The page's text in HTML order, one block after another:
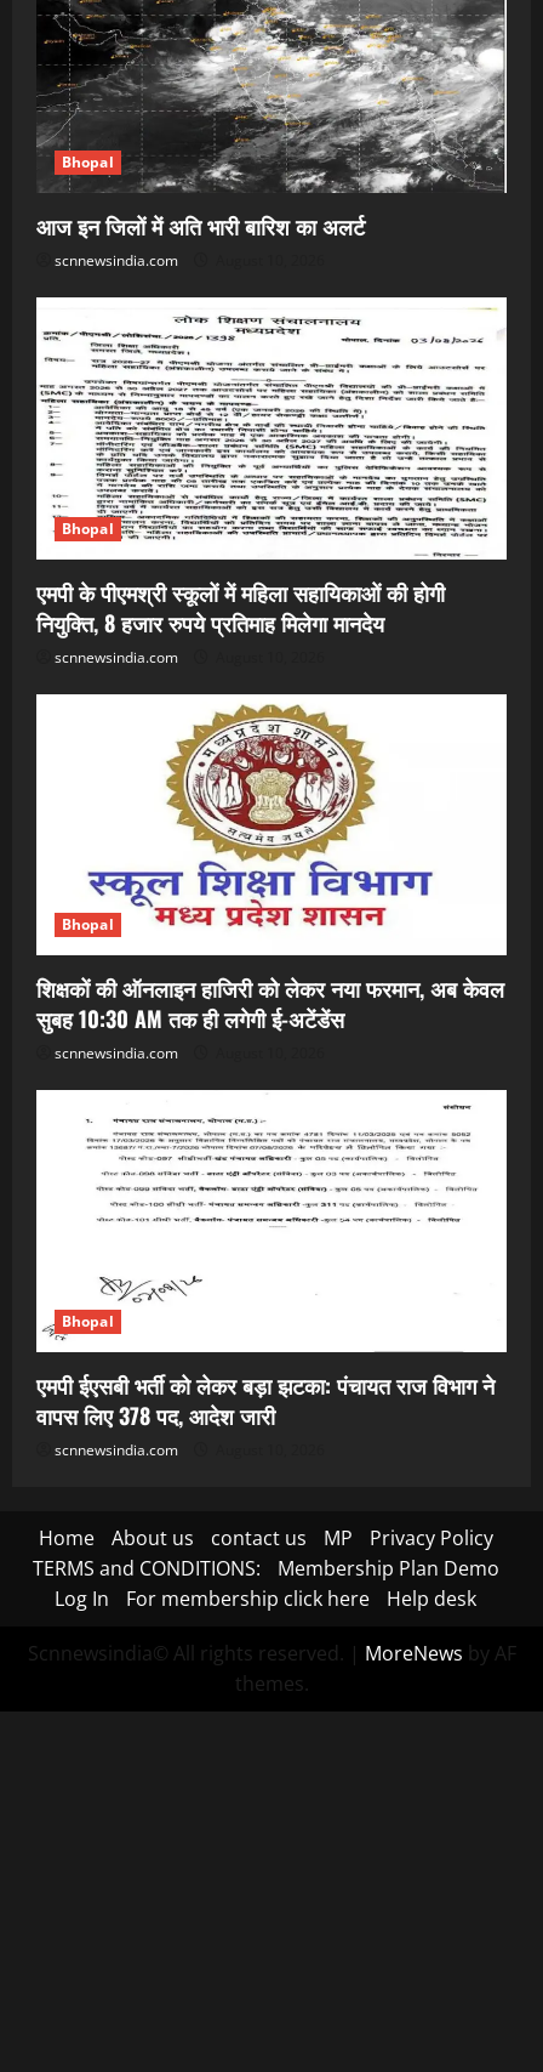
Bhopal
आज इन जिलों में अति भारी बारिश का अलर्ट
scnnewsindia.com
Bhopal
एमपी के पीएमश्री स्कूलों में महिला सहायिकाओं की होगी
नियुक्ति, 8 हजार रुपये प्रतिमाह मिलेगा मानदेय
scnnewsindia.com
Bhopal
शिक्षकों की ऑनलाइन हाजिरी को लेकर नया फरमान, अब केवल
सुबह 10:30 AM तक ही लगेगी ई-अटेंडेंस
scnnewsindia.com
Bhopal
एमपी ईएसबी भर्ती को लेकर बड़ा झटका: पंचायत राज विभाग ने
वापस लिए 378 पद, आदेश जारी
scnnewsindia.com
Home About us contact us MP
Privacy Policy
TERMS and CONDITIONS:
Membership Plan Demo
Log In
For membership click here Help desk
Scnnewsindia© All rights reserved. | MoreNews by AF
themes.